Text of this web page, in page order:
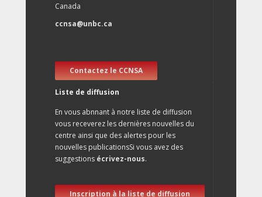
Canada
ccnsa@unbc.ca
Contactez le CCNSA
Liste de diffusion
En vous abnnant à notre liste de diffusion
vous receverez les dernières nouvelles du
centre ainsi que des alertes pour les
nouvelles publicationsSi vous avez des
suggestions écrivez-nous.
Inscription à la liste de diffusion